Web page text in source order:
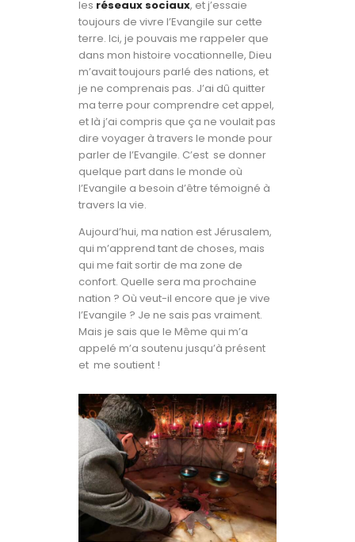
les réseaux sociaux, et j’essaie
toujours de vivre l’Evangile sur cette
terre. Ici, je pouvais me rappeler que
dans mon histoire vocationnelle, Dieu
m’avait toujours parlé des nations, et
je ne comprenais pas. J’ai dû quitter
ma terre pour comprendre cet appel,
et là j’ai compris que ça ne voulait pas
dire voyager à travers le monde pour
parler de l’Evangile. C’est se donner
quelque part dans le monde où
l’Evangile a besoin d’être témoigné à
travers la vie.
Aujourd’hui, ma nation est Jérusalem,
qui m’apprend tant de choses, mais
qui me fait sortir de ma zone de
confort. Quelle sera ma prochaine
nation ? Où veut-il encore que je vive
l’Evangile ? Je ne sais pas vraiment.
Mais je sais que le Même qui m’a
appelé m’a soutenu jusqu’à présent
et me soutient !